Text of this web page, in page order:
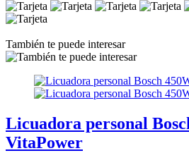
También te puede interesar
Licuadora personal
VitaPower